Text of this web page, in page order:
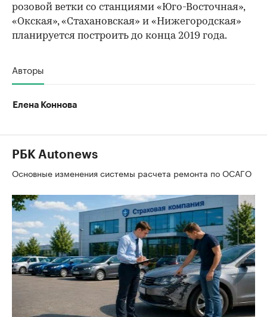
розовой ветки со станциями «Юго-Восточная»,
«Окская», «Стахановская» и «Нижегородская»
планируется построить до конца 2019 года.
Авторы
Елена Коннова
РБК Autonews
Основные изменения системы расчета ремонта по ОСАГО